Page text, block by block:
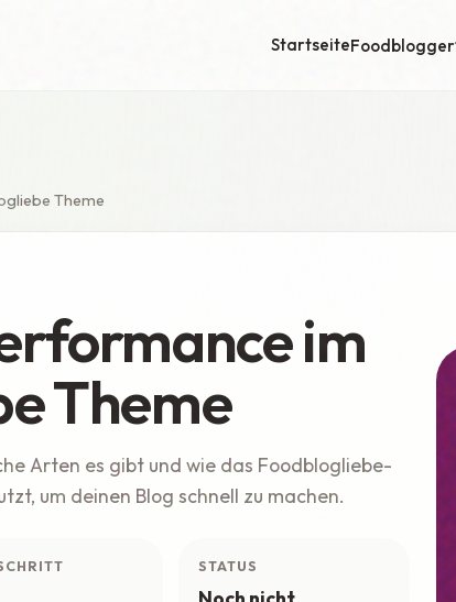
StartseiteFoodblogger
Theme
im
Theme
Arten es gibt und wie das Foodblogliebe-
um deinen Blog schnell zu machen.
STATUS